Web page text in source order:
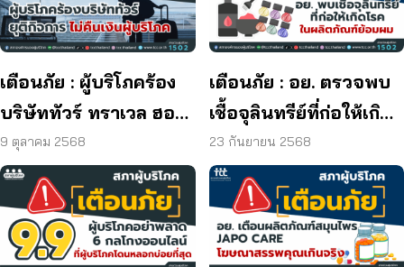
เตือนภัย : ผู้บริโภคร้อง
บริษัททัวร์ ทราเวล ฮอลิ
เดย์ ยุติกิจการ ไม่คืนเงิน
ผู้บริโภค
9 ตุลาคม 2568
เตือนภัย : อย. ตรวจพบ
เชื้อจุลินทรีย์ที่ก่อให้เกิด
โรค และพบแบคทีเรีย
ยีสต์ และรา เกิน
มาตรฐานกำหนด ใน
ผลิตภัณฑ์ย้อมผม
23 กันยายน 2568